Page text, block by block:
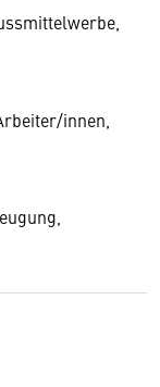
innen,